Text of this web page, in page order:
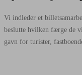
Vi indleder et
beslutte hvilken færge de
gavn for turister,